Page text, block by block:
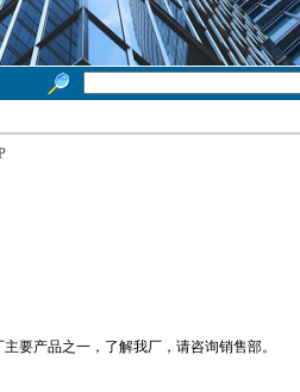
要产品之一，了解我厂，请咨询销售部。